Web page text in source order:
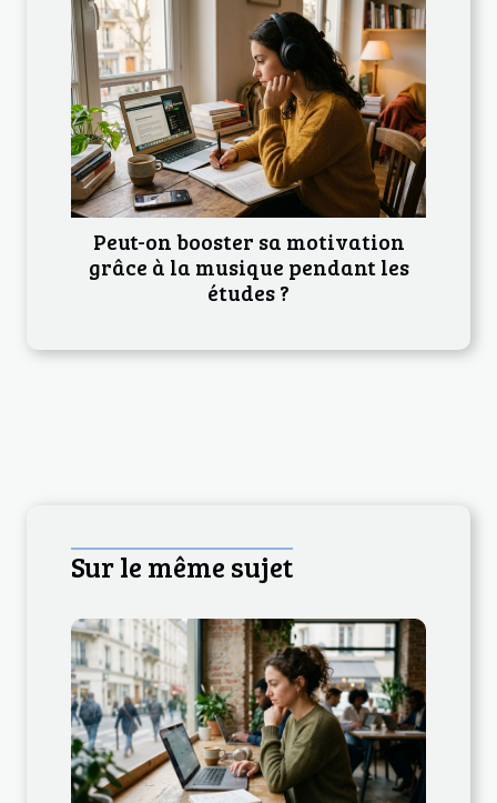
Peut-on booster sa motivation
grâce à la musique pendant les
études ?
Sur le même sujet